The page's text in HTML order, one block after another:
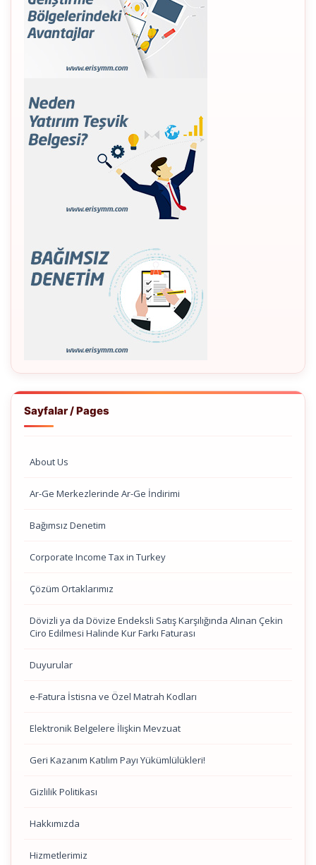
Sayfalar / Pages
About Us
Ar-Ge Merkezlerinde Ar-Ge İndirimi
Bağımsız Denetim
Corporate Income Tax in Turkey
Çözüm Ortaklarımız
Dövizli ya da Dövize Endeksli Satış Karşılığında Alınan Çekin
Ciro Edilmesi Halinde Kur Farkı Faturası
Duyurular
e-Fatura İstisna ve Özel Matrah Kodları
Elektronik Belgelere İlişkin Mevzuat
Geri Kazanım Katılım Payı Yükümlülükleri!
Gizlilik Politikası
Hakkımızda
Hizmetlerimiz